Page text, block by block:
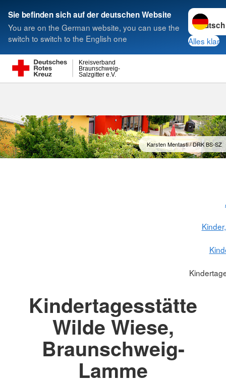
Sie befinden sich auf der deutschen Website
You are on the German website, you can use the
switch to switch to the English one
Sprache
Alles klar
Salzgitter e.V.
Braunschweig-
Kreisverband
Suche
Karsten Mentasti / DRK BS-SZ
Kindertagesstätte
Wilde Wiese,
Braunschweig-
Lamme